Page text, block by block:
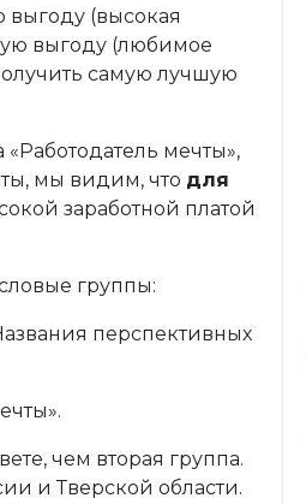
выгоду (высокая
выгоду (любимое
самую лучшую
мечты»,
мы видим, что для
заработной платой
группы:
перспективных
чем вторая группа.
и Тверской области.